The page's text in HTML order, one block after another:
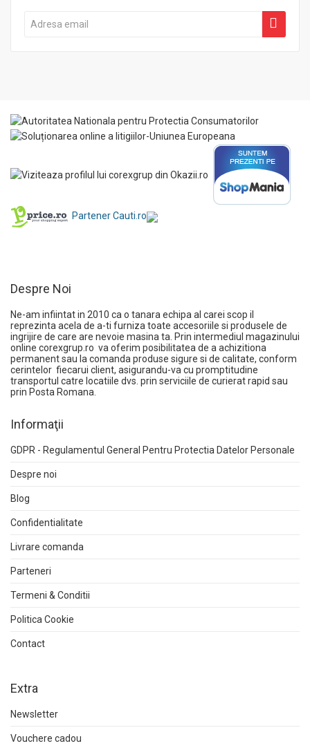
Partener Cauti.ro
Despre Noi
Ne-am infiintat in 2010 ca o tanara echipa al carei scop il
reprezinta acela de a-ti furniza toate accesoriile si produsele de
ingrijire de care are nevoie masina ta. Prin intermediul magazinului
online corexgrup.ro va oferim posibilitatea de a achizitiona
permanent sau la comanda produse sigure si de calitate, conform
cerintelor fiecarui client, asigurandu-va cu promptitudine
transportul catre locatiile dvs. prin serviciile de curierat rapid sau
prin Posta Romana.
Informaţii
GDPR - Regulamentul General Pentru Protectia Datelor Personale
Despre noi
Blog
Confidentialitate
Livrare comanda
Parteneri
Termeni & Conditii
Politica Cookie
Contact
Extra
Newsletter
Vouchere cadou